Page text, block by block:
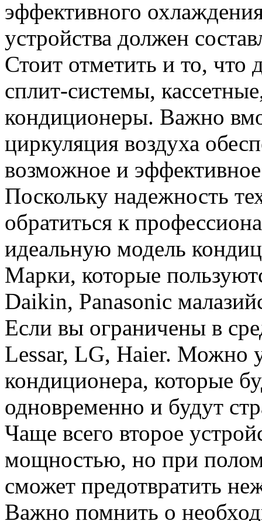
эффективного
устройства должен
Стоит отметить и то, что
сплит-системы,
кондиционеры. Важно
циркуляция воздуха
возможное и
Поскольку надежность
обратиться к
идеальную модель
Марки, которые
Daikin, Panasonic
Если вы ограничены в
Lessar, LG, Haier. Можно
кондиционера, которые
одновременно и будут
Чаще всего второе
мощностью, но при
сможет предотвратить
Важно помнить о